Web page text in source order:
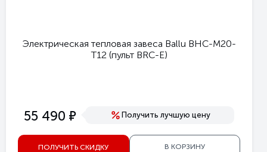
Электрическая тепловая завеса Ballu BHC-M20-
T12 (пульт BRC-E)
55 490 е Получить лучшую цену
ПОЛУЧИТЬ СКИДКУ В КОРЗИНУ